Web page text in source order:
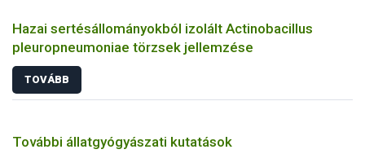
Hazai sertésállományokból izolált Actinobacillus
pleuropneumoniae törzsek jellemzése
TOVÁBB
További állatgyógyászati kutatások